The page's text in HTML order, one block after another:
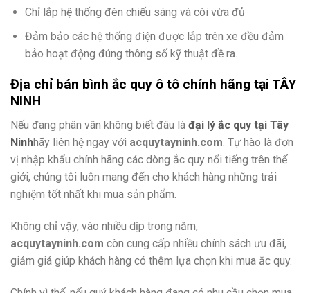
Chỉ lắp hệ thống đèn chiếu sáng và còi vừa đủ
Đảm bảo các hệ thống điện được lắp trên xe đều đảm
bảo hoạt động đúng thông số kỹ thuật đề ra.
Địa chỉ bán bình ắc quy ô tô chính hãng tại TÂY
NINH
Nếu đang phân vân không biết đâu là đại lý ắc quy tại Tây
Ninhhãy liên hệ ngay với acquytayninh.com. Tự hào là đơn
vị nhập khẩu chính hãng các dòng ắc quy nổi tiếng trên thế
giới, chúng tôi luôn mang đến cho khách hàng những trải
nghiệm tốt nhất khi mua sản phẩm.
Không chỉ vậy, vào nhiều dịp trong năm,
acquytayninh.com còn cung cấp nhiều chính sách ưu đãi,
giảm giá giúp khách hàng có thêm lựa chọn khi mua ắc quy.